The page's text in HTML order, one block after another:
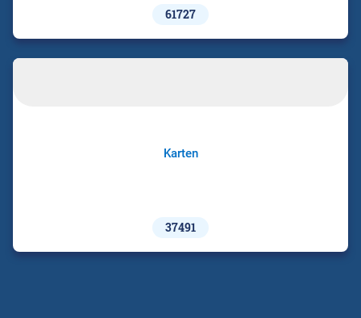
61727
Karten
37491